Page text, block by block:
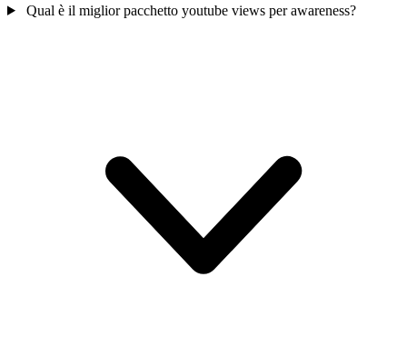
Qual è il miglior pacchetto youtube views per awareness?